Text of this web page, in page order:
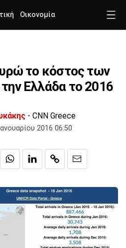
Οικονομία
το κόστος των
Ελλάδα το 2016
- CNN Greece
2016 06:50